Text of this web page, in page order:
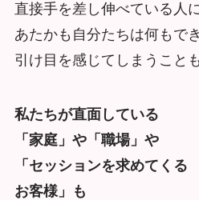
直接手を差し伸べている人
あたかも自分たちは何もで
引け目を感じてしまうこと
私たちが直面している
「家庭」や「職場」や
「セッションを求めてくる
お客様」も